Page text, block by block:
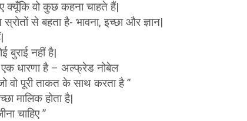
क्यूँकि वो कुछ कहना चाहते हैं|
से बहता है- भावना, इच्छा और ज्ञान|
बुराई नहीं है|
एक धारणा है – अल्फ्रेड नोबेल
वो पूरी ताकत के साथ करता है ”
मालिक होता है|
चाहिए ”